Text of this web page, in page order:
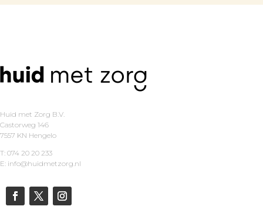
Huid met Zorg B.V.
Castorweg 146
7557 KN Hengelo
T: 074 20 20 233
E: info@huidmetzorg.nl